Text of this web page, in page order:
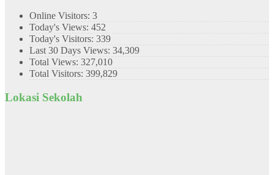
Online Visitors: 3
Today's Views: 452
Today's Visitors: 339
Last 30 Days Views: 34,309
Total Views: 327,010
Total Visitors: 399,829
Lokasi Sekolah